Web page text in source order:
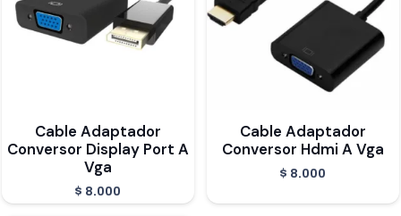
Cable Adaptador
Conversor Display Port A
Vga
$ 8.000
Cable Adaptador
Conversor Hdmi A Vga
$ 8.000